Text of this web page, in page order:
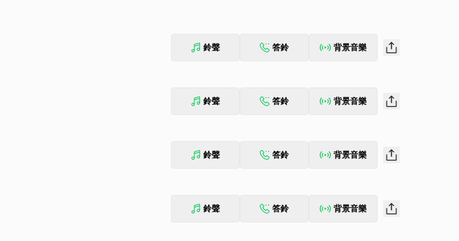
鈴聲 答鈴 背景音樂
鈴聲 答鈴 背景音樂
鈴聲 答鈴 背景音樂
鈴聲 答鈴 背景音樂